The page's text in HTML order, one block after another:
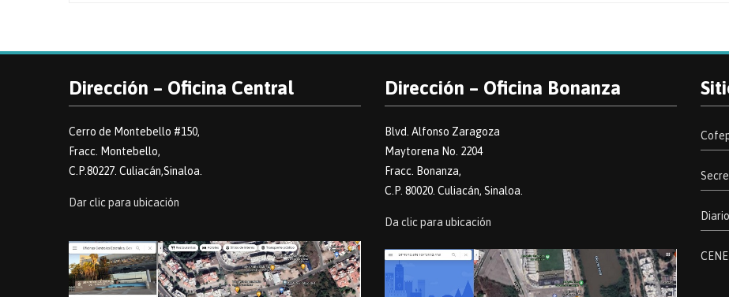
Dirección – Oficina Central
Cerro de Montebello #150,
Fracc. Montebello,
C.P.80227. Culiacán,Sinaloa.
Dar clic para ubicación
Dirección – Oficina Bonanza
Blvd. Alfonso Zaragoza
Maytorena No. 2204
Fracc. Bonanza,
C.P. 80020. Culiacán, Sinaloa.
Da clic para ubicación